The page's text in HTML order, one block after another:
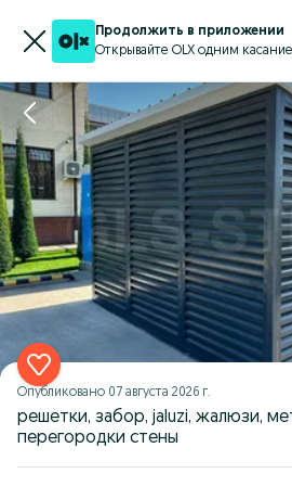
Продолжить в приложении
Открывайте OLX одним
Опубликовано 07 августа 2026 г.
решетки, забор, jaluzi, жалюзи,
перегородки стены